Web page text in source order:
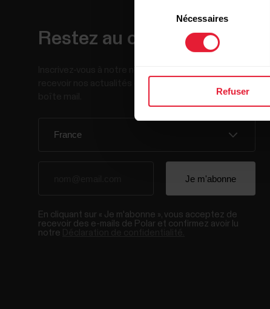
consentement
Nécessaires
Refuser
Restez au courant !
En cliquant sur « Je m'abonne », vous acceptez de
recevoir des e-mails de Polar et confirmez avoir lu
notre